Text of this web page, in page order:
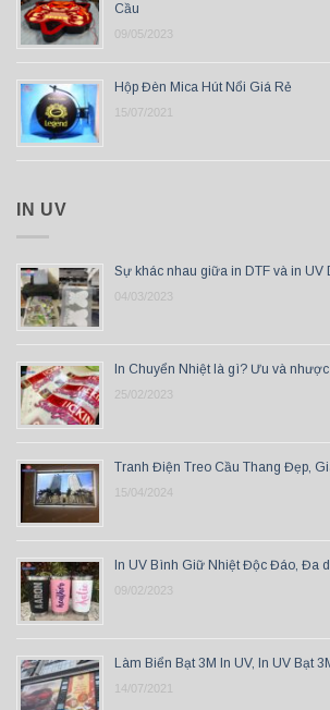
Cầu
09/05/2023
Hộp Đèn Mica Hút Nổi Giá Rẻ
15/07/2021
IN UV
Sự khác nhau giữa in DTF và in UV
04/03/2023
In Chuyển Nhiệt là gì? Ưu và
25/02/2023
Tranh Điện Treo Cầu Thang Đẹp,
15/04/2024
In UV Bình Giữ Nhiệt Độc Đáo, Đa
09/02/2023
Làm Biển Bạt 3M In UV, In UV Bạt
14/07/2021